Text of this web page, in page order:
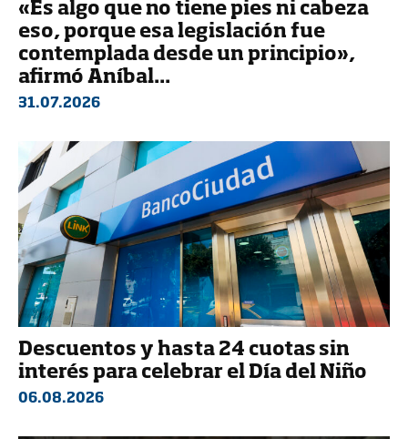
«Es algo que no tiene pies ni cabeza
eso, porque esa legislación fue
contemplada desde un principio»,
afirmó Aníbal...
31.07.2026
Descuentos y hasta 24 cuotas sin
interés para celebrar el Día del Niño
06.08.2026